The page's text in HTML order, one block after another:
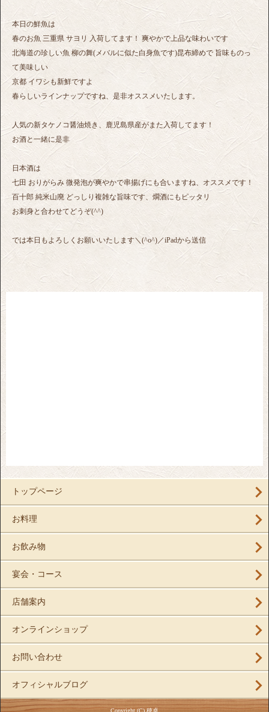
本日の鮮魚は
春のお魚 三重県 サヨリ 入荷してます！ 爽やかで上品な味わいです
北海道の珍しい魚 柳の舞(メバルに似た白身魚です)昆布締めで 旨味ものっ
て美味しい
京都 イワシも新鮮ですよ
春らしいラインナップですね、是非オススメいたします。
人気の新タケノコ醤油焼き、鹿児島県産がまた入荷してます！
お酒と一緒に是非
日本酒は
七田 おりがらみ 微発泡が爽やかで串揚げにも合いますね、オススメです！
百十郎 純米山廃 どっしり複雑な旨味です、燗酒にもピッタリ
お刺身と合わせてどうぞ(^^)
では本日もよろしくお願いいたします＼(^o^)／iPadから送信
トップページ
お料理
お飲み物
宴会・コース
店舗案内
オンラインショップ
お問い合わせ
オフィシャルブログ
Copyright (C) 穂卓